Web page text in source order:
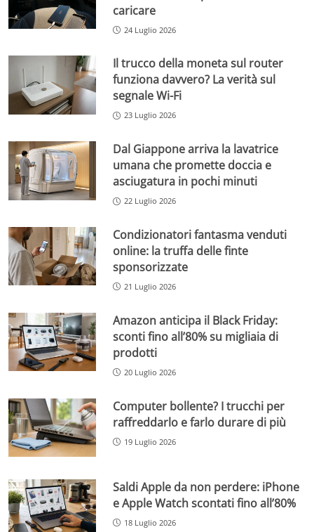
caricare
24 Luglio 2026
Il trucco della moneta sul router
funziona davvero? La verità sul
segnale Wi-Fi
23 Luglio 2026
Dal Giappone arriva la lavatrice
umana che promette doccia e
asciugatura in pochi minuti
22 Luglio 2026
Condizionatori fantasma venduti
online: la truffa delle finte
sponsorizzate
21 Luglio 2026
Amazon anticipa il Black Friday:
sconti fino all’80% su migliaia di
prodotti
20 Luglio 2026
Computer bollente? I trucchi per
raffreddarlo e farlo durare di più
19 Luglio 2026
Saldi Apple da non perdere: iPhone
e Apple Watch scontati fino all’80%
18 Luglio 2026